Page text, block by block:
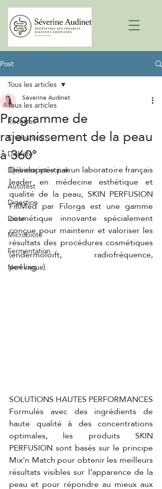
Post
Tous les articles
Recettes
Cholestérol
Diabète
Dysbiose intestinale
Autotest
Digestion
Diète
Microbiote
Fermentation
Nerf vague
Tous les articles
Programme de
rajeunissement de la peau
à 360°
Séverine Audinet
Développée par un laboratoire français
leader en médecine esthétique et
qualité de la peau, SKIN PERFUSION
FillMed par Filorga est une gamme
cosmétique innovante spécialement
conçue pour maintenir et valoriser les
résultats des procédures cosmétiques
(endermoloift, radiofréquence,
peeling...).
SOLUTIONS HAUTES PERFORMANCES
Formulés avec des ingrédients de
haute qualité à des concentrations
optimales, les produits SKIN
PERFUSION sont basés sur le principe
Mix’n Match pour obtenir les meilleurs
résultats visibles sur l’apparence de la
peau et pour répondre au mieux aux